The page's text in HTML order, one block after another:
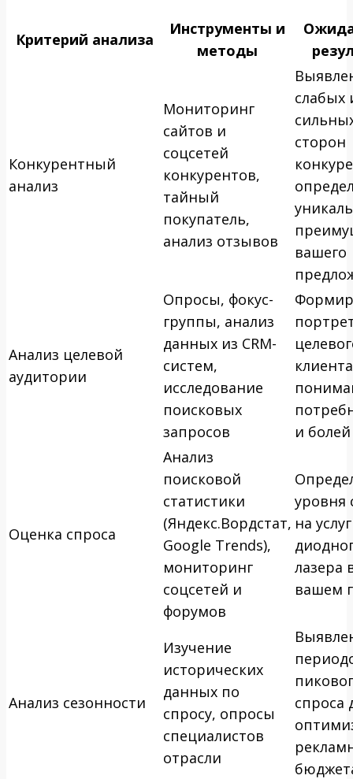
Критерий анализа
Инструменты и
методы
Конкурентный
анализ
Мониторинг
сайтов и
соцсетей
конкурентов,
тайный
покупатель,
анализ отзывов
слабых
сторон
вашего
Анализ целевой
аудитории
Опросы, фокус-
группы, анализ
данных из CRM-
систем,
исследование
поисковых
запросов
и болей
Оценка спроса
Анализ
поисковой
статистики
(Яндекс.Вордстат,
Google Trends),
мониторинг
соцсетей и
форумов
уровня
на
лазера
вашем
Анализ сезонности
Изучение
исторических
данных по
спросу, опросы
специалистов
отрасли
спроса